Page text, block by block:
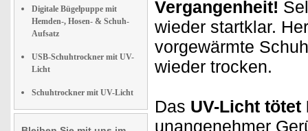
Digitale Bügelpuppe mit
Hemden-, Hosen- & Schuh-
Aufsatz
USB-Schuhtrockner mit UV-
Licht
Schuhtrockner mit UV-Licht
Vergangenheit!
wieder startklar.
vorgewärmte
wieder trocken.
Das UV-Licht tötet
unangenehmer